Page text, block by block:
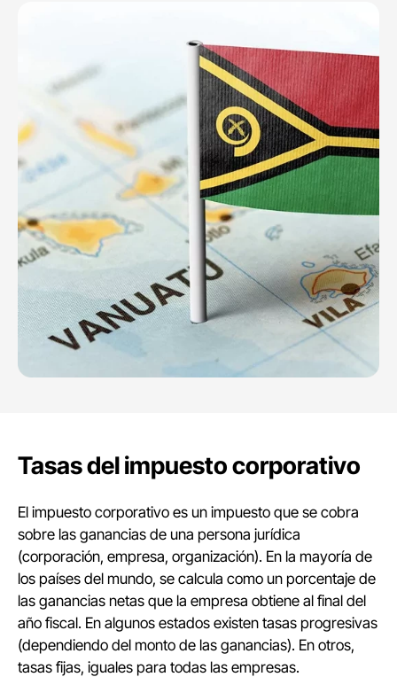
Tasas del impuesto corporativo
El impuesto corporativo es un impuesto que se cobra
sobre las ganancias de una persona jurídica
(corporación, empresa, organización). En la mayoría de
los países del mundo, se calcula como un porcentaje de
las ganancias netas que la empresa obtiene al final del
año fiscal. En algunos estados existen tasas progresivas
(dependiendo del monto de las ganancias). En otros,
tasas fijas, iguales para todas las empresas.